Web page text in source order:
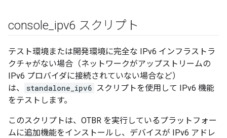
console ipv6 スクリプト
テスト環境または開発環境に完全な IPv6 インフラストラ
クチャがない場合（ネットワークがアップストリームの
IPv6 プロバイダに接続されていない場合など）
は、
standalone_ipv6 スクリプトを使用して IPv6 機能
をテストします。
このスクリプトは、OTBR を実行しているプラットフォー
ムに追加機能をインストールし、デバイスが IPv6 アドレ